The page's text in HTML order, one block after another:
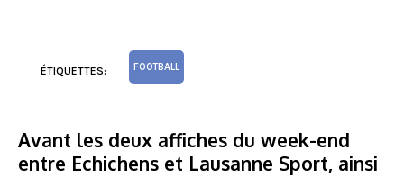
ÉTIQUETTES: FOOTBALL
Avant les deux affiches du week-end
entre Echichens et Lausanne Sport, ainsi